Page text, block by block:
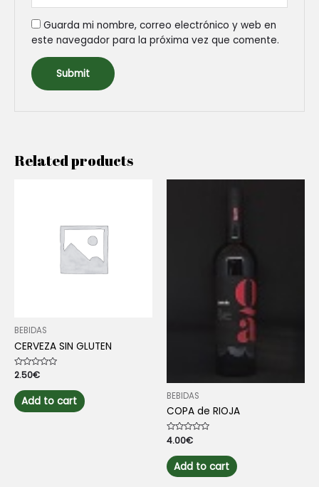
Guarda mi nombre, correo electrónico y web en
este navegador para la próxima vez que comente.
Related products
BEBIDAS
CERVEZA SIN GLUTEN
Rated
out
of
5
2.50€
Add to cart BEBIDAS
COPA de RIOJA
Rated
0
out
of
5
4.00€
Add to cart